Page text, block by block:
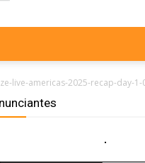
live-americas-2025-recap-day-1-